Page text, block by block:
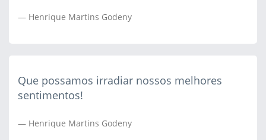
Henrique Martins Godeny
Que possamos irradiar nossos melhores
sentimentos!
Henrique Martins Godeny